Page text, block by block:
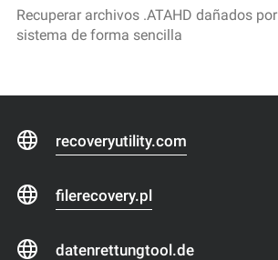
Recuperar archivos .ATAHD dañados
sistema de forma sencilla
recoveryutility.com
filerecovery.pl
datenrettungtool.de